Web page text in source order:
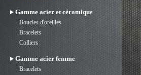
Gamme acier et céramique
Boucles d'oreilles
Bracelets
Colliers
Gamme acier femme
Bracelets